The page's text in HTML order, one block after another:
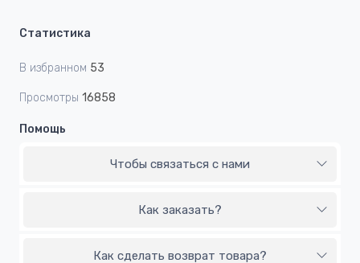
Статистика
В избранном 53
Просмотры 16858
Помощь
Чтобы связаться с нами
Как заказать?
Как сделать возврат товара?